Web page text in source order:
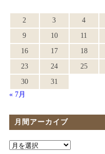
2
3 4
9
10 11
16
17 18
23
24 25
30
31
« 7月
月間アーカイブ